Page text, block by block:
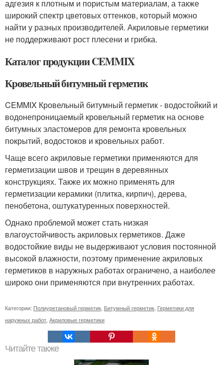
адгезия к плотным и пористым материалам, а также
широкий спектр цветовых оттенков, который можно
найти у разных производителей. Акриловые герметики
не поддерживают рост плесени и грибка.
Каталог продукции CEMMIX
Кровельный битумный герметик
CEMMIX Кровельный битумный герметик - водостойкий и
водонепроницаемый кровельный герметик на основе
битумных эластомеров для ремонта кровельных
покрытий, водостоков и кровельных работ.
Чаще всего акриловые герметики применяются для
герметизации швов и трещин в деревянных
конструкциях. Также их можно применять для
герметизации керамики (плитка, кирпич), дерева,
пенобетона, оштукатуренных поверхностей.
Однако проблемой может стать низкая
влагоустойчивость акриловых герметиков. Даже
водостойкие виды не выдерживают условия постоянной
высокой влажности, поэтому применение акриловых
герметиков в наружных работах ограничено, а наиболее
широко они применяются при внутренних работах.
Категории: Полиуретановый герметик Битумный герметик Герметики для
наружных работ Акриловые герметики
Читайте также